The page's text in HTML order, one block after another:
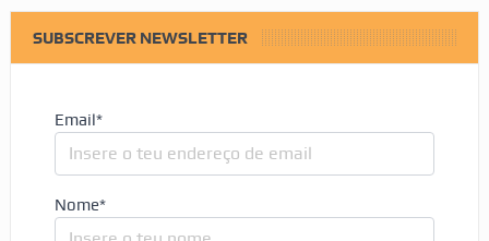
SUBSCREVER NEWSLETTER
Email*
Nome*